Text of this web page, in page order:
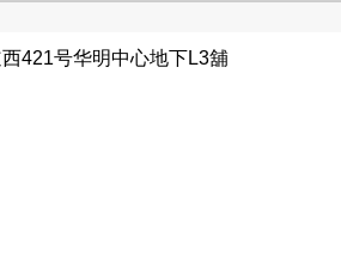
421号华明中心地下L3舖